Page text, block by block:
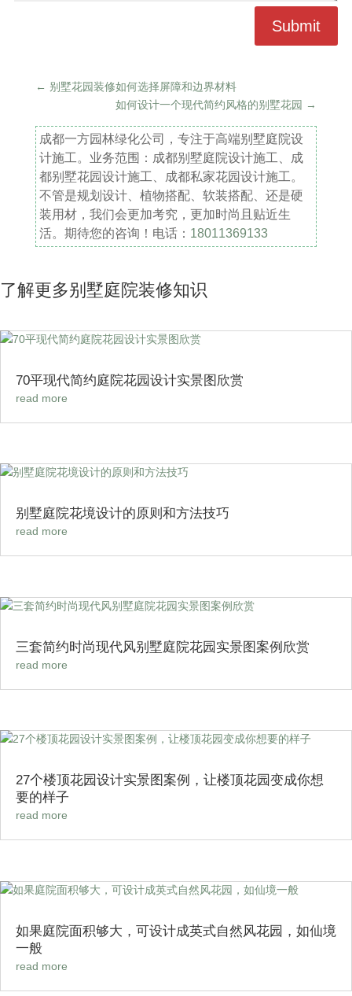
Submit
← 别墅花园装修如何选择屏障和边界材料
如何设计一个现代简约风格的别墅花园 →
成都一方园林绿化公司，专注于高端别墅庭院设
计施工。业务范围：成都别墅庭院设计施工、成
都别墅花园设计施工、成都私家花园设计施工。
不管是规划设计、植物搭配、软装搭配、还是硬
装用材，我们会更加考究，更加时尚且贴近生
活。期待您的咨询！电话： 18011369133
了解更多别墅庭院装修知识
70平现代简约庭院花园设计实景图欣赏
read more
别墅庭院花境设计的原则和方法技巧
read more
三套简约时尚现代风别墅庭院花园实景图案例欣赏
read more
27个楼顶花园设计实景图案例，让楼顶花园变成你想
要的样子
read more
如果庭院面积够大，可设计成英式自然风花园，如仙境
一般
read more